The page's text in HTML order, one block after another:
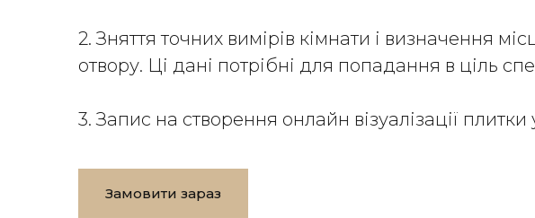
2. Зняття точних вимірів кімнати і визначення
отвору. Ці дані потрібні для попадання в ціль
3. Запис на створення онлайн візуалізації
Замовити зараз